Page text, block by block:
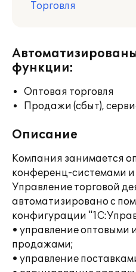
Торговля
функции:
Оптовая торговля
Продажи (сбыт),
Описание
Компания занимается
конференц-системами
Управление торговой
автоматизировано с
конфигурации
• управление оптовыми
продажами;
• управление